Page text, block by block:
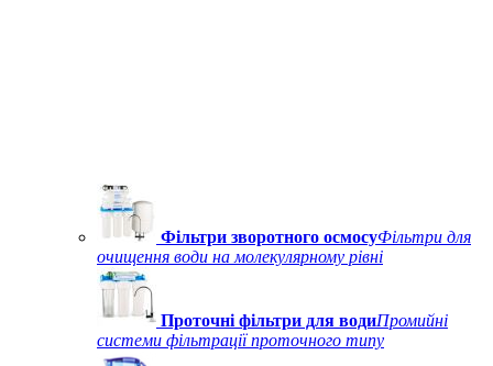
Фільтри зворотного осмосуФільтри для
очищення води на молекулярному рівні
Проточні фільтри для водиПромийні
системи фільтрації проточного типу